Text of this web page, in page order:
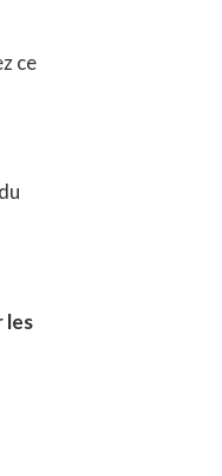
ce
les